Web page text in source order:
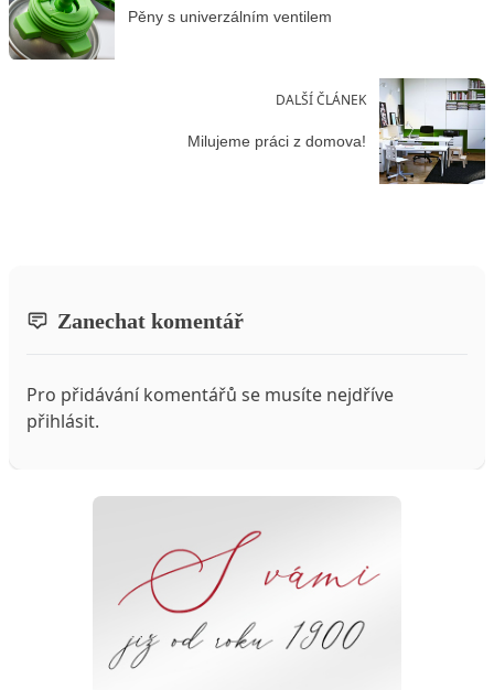
Pěny s univerzálním ventilem
DALŠÍ ČLÁNEK
Milujeme práci z domova!
Zanechat komentář
Pro přidávání komentářů se musíte nejdříve
přihlásit.